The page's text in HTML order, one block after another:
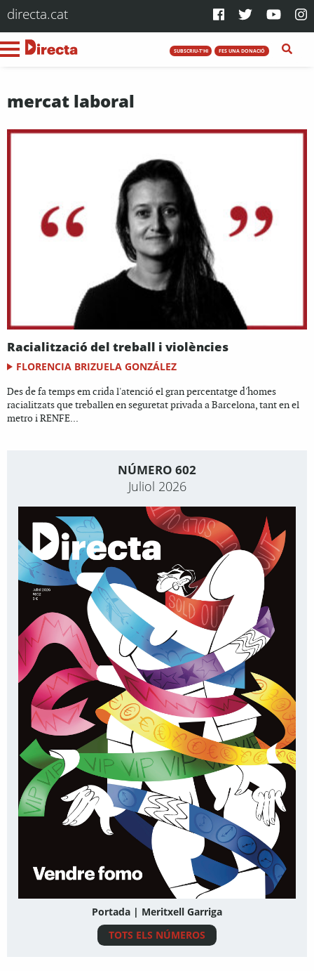
directa.cat
SUBSCRIU-T'HI FES UNA DONACIÓ
mercat laboral
Racialització del treball i violències
FLORENCIA BRIZUELA GONZÁLEZ
Des de fa temps em crida l'atenció el gran percentatge d'homes
racialitzats que treballen en seguretat privada a Barcelona, tant en el
metro i RENFE...
NÚMERO 602
Juliol 2026
Portada | Meritxell Garriga
TOTS ELS NÚMEROS